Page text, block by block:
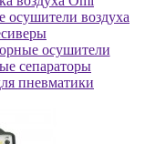
воздуха
осушители
сепараторы
пневматики